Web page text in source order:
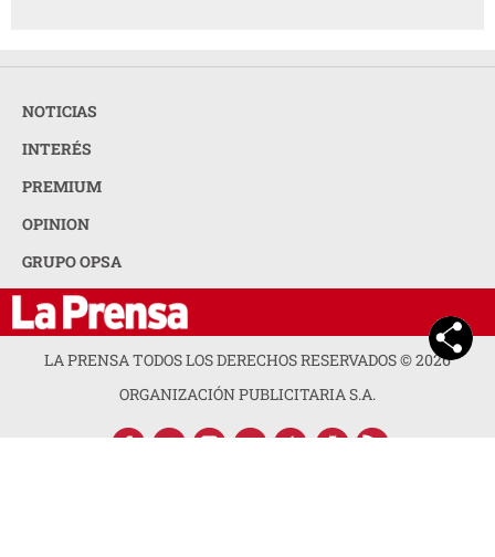
NOTICIAS
INTERÉS
PREMIUM
OPINION
GRUPO OPSA
LA PRENSA TODOS LOS DERECHOS RESERVADOS ©2026
ORGANIZACIÓN PUBLICITARIA S.A.